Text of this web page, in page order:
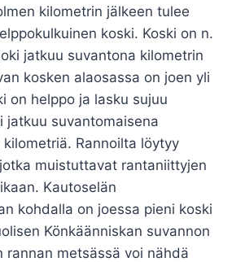
kilometrin jälkeen tulee
koski. Koski on n.
jatkuu suvantona kilometrin
kosken alaosassa on joen yli
on helppo ja lasku sujuu
jatkuu suvantomaisena
Rannoilta löytyy
muistuttavat rantaniittyjen
Kautoselän
kohdalla on joessa pieni koski
Könkäänniskan suvannon
rannan metsässä voi nähdä